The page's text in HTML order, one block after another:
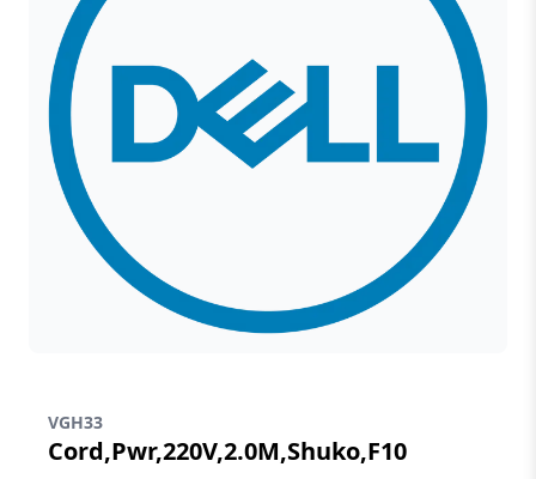
VGH33
Cord,Pwr,220V,2.0M,Shuko,F10